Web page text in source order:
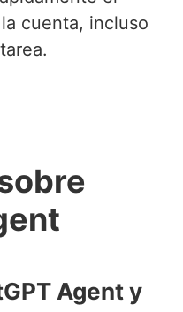
cuenta, incluso
Agent y